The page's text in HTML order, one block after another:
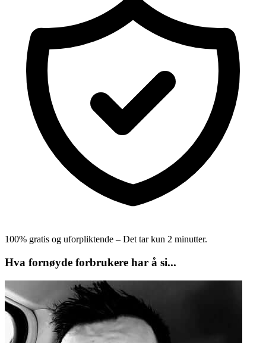
100% gratis og uforpliktende – Det tar kun 2 minutter.
Hva fornøyde forbrukere har å si...